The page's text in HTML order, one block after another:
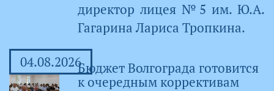
директор лицея №5 им. Ю.А.
Гагарина Лариса Тропкина.
04.08.2026Бюджет Волгограда готовится
к очередным коррективам